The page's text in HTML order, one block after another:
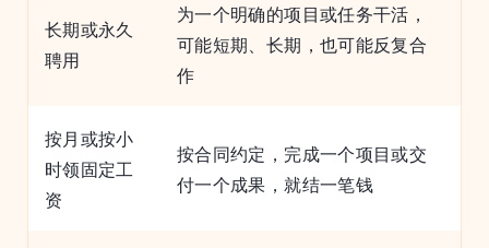
长期或永久
聘用
为一个明确的项目或任务干活，
可能短期、长期，也可能反复合
作
按月或按小
时领固定工
资
按合同约定，完成一个项目或交
付一个成果，就结一笔钱